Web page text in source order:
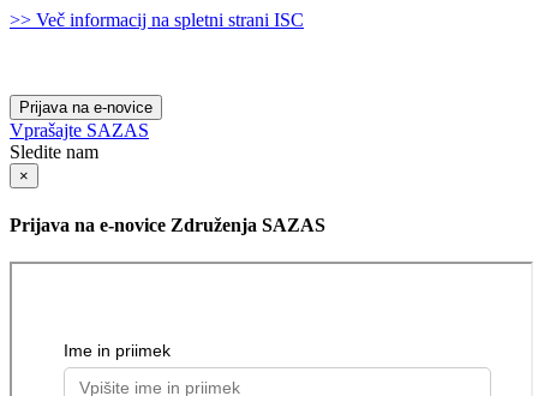
>> Več informacij na spletni strani ISC
Prijava na e-novice
Vprašajte SAZAS
Sledite nam
×
Prijava na e-novice Združenja SAZAS